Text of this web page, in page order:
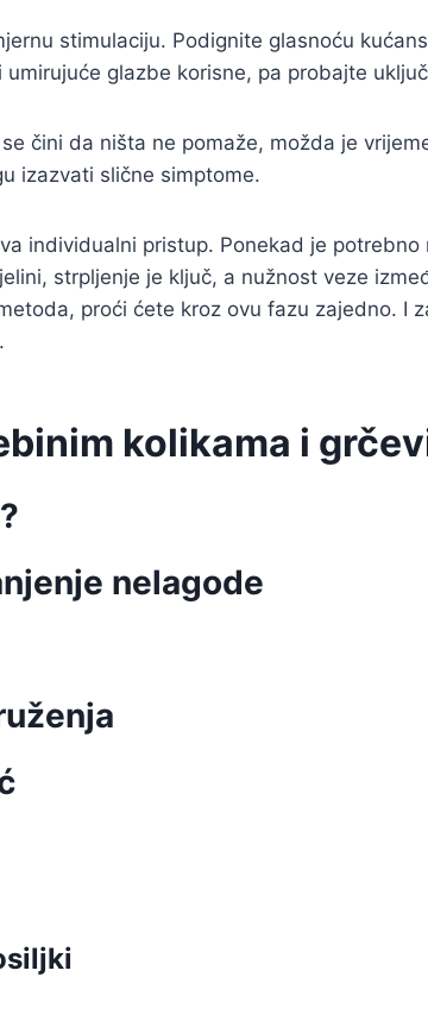
stimulaciju. Podignite glasnoću
glazbe korisne, pa probajte
čini da ništa ne pomaže, možda je
izazvati slične simptome.
individualni pristup. Ponekad je
strpljenje je ključ, a nužnost veze
proći ćete kroz ovu fazu zajedno. I
kolikama i
nelagode